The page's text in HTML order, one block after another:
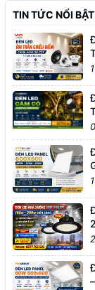
TIN TỨC NỔI BẬT